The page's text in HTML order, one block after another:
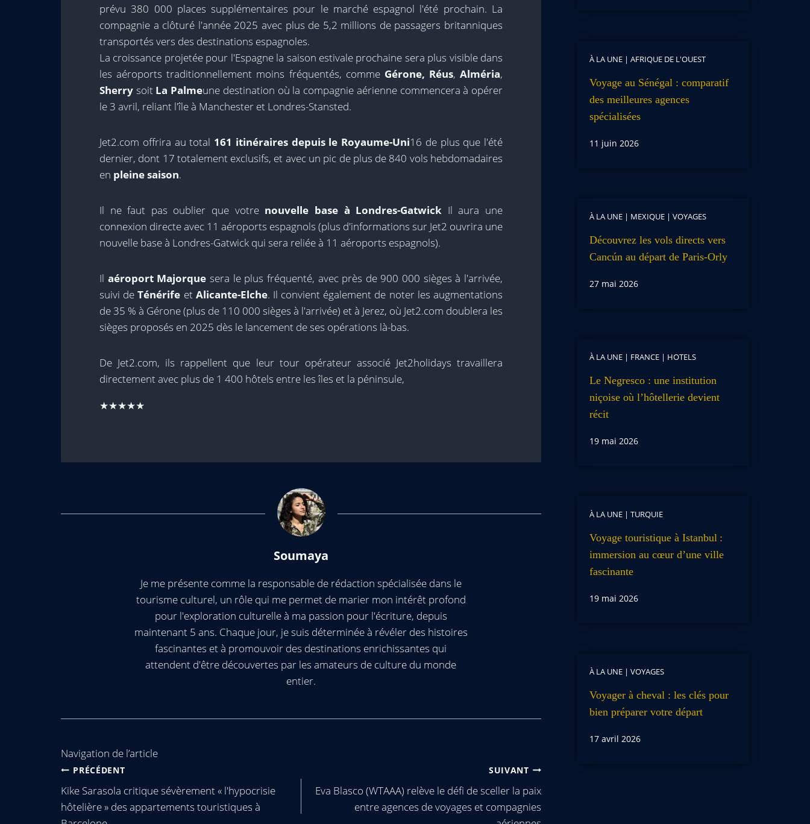
prévu 380 000 places supplémentaires pour le marché espagnol l'été prochain. La
compagnie a clôturé l'année 2025 avec plus de 5,2 millions de passagers britanniques
transportés vers des destinations espagnoles.
La croissance projetée pour l'Espagne la saison estivale prochaine sera plus visible dans
les aéroports traditionnellement moins fréquentés, comme Gérone, Réus, Alméria,
Sherry soit La Palmeune destination où la compagnie aérienne commencera à opérer
le 3 avril, reliant l'île à Manchester et Londres-Stansted.
Jet2.com offrira au total 161 itinéraires depuis le Royaume-Uni16 de plus que l'été
dernier, dont 17 totalement exclusifs, et avec un pic de plus de 840 vols hebdomadaires
en pleine saison.
Il ne faut pas oublier que votre nouvelle base à Londres-Gatwick Il aura une
connexion directe avec 11 aéroports espagnols (plus d'informations sur Jet2 ouvrira une
nouvelle base à Londres-Gatwick qui sera reliée à 11 aéroports espagnols).
Il aéroport Majorque sera le plus fréquenté, avec près de 900 000 sièges à l'arrivée,
suivi deTénérife et Alicante-Elche. Il convient également de noter les augmentations
de 35 % à Gérone (plus de 110 000 sièges à l'arrivée) et à Jerez, où Jet2.com doublera les
sièges proposés en 2025 dès le lancement de ses opérations là-bas.
De Jet2.com, ils rappellent que leur tour opérateur associé Jet2holidays travaillera
directement avec plus de 1 400 hôtels entre les îles et la péninsule,
★★★★★
Soumaya
Je me présente comme la responsable de rédaction spécialisée dans le
tourisme culturel, un rôle qui me permet de marier mon intérêt profond
pour l'exploration culturelle à ma passion pour l'écriture, depuis
maintenant 5 ans. Chaque jour, je suis déterminée à révéler des histoires
fascinantes et à promouvoir des destinations enrichissantes qui
attendent d'être découvertes par les amateurs de culture du monde
entier.
Navigation de l’article
PRÉCÉDENT
Kike Sarasola critique sévèrement « l'hypocrisie
hôtelière » des appartements touristiques à
SUIVANT
Eva Blasco (WTAAA) relève le défi de sceller la paix
entre agences de voyages et compagnies
À LA UNE| AFRIQUE DE L'OUEST
Voyage au Sénégal : comparatif
des meilleures agences
spécialisées
11 juin 2026
À LA UNE| MEXIQUE| VOYAGES
Découvrez les vols directs vers
Cancún au départ de Paris-Orly
27 mai 2026
À LA UNE| FRANCE| HOTELS
Le Negresco : une institution
niçoise où l’hôtellerie devient
récit
19 mai 2026
À LA UNE| TURQUIE
Voyage touristique à Istanbul :
immersion au cœur d’une ville
fascinante
19 mai 2026
À LA UNE| VOYAGES
Voyager à cheval : les clés pour
bien préparer votre départ
17 avril 2026